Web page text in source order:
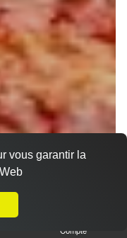
Compte
vous garantir la